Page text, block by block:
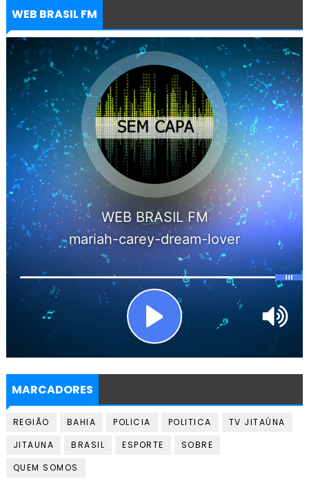
WEB BRASIL FM
MARCADORES
REGIÃO BAHIA POLICIA POLITICA
TV JITAÚNA
JITAUNA
BRASIL ESPORTE
SOBRE
QUEM SOMOS